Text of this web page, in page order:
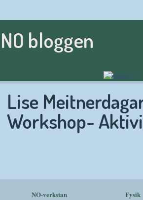
bloggen
Lise
Workshop-
NO-verkstan
Fysik